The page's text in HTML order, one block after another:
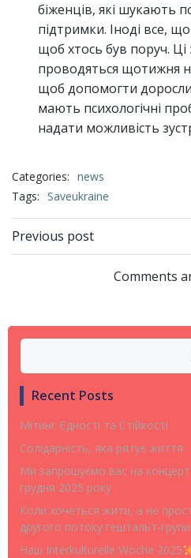
біженців, які шукають
підтримки. Іноді все,
щоб хтось був поруч. Ці
проводяться щотижня
щоб допомогти
мають психологічні
надати можливість
Categories: news
Tags: Saveukraine
Post
navigation
Previous post
Comments
Search
Recent Posts
Мітинг Єдності та Стійкості
Солідарність, яка рятує життя
Ми запрошуємо вас на
грудня 2025 року
Коли хочеться жити, а не
другого потоку гештальт-
Наш Interkulturelle Woche 2025